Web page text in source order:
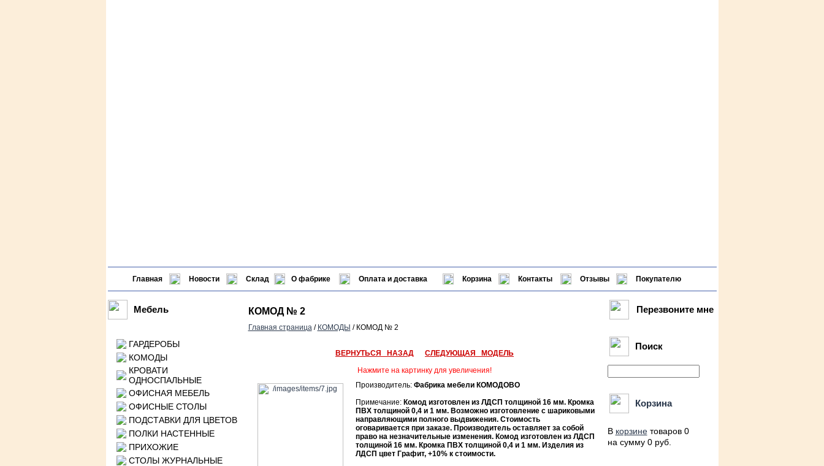
Главная Новости Склад О фабрике Оплата и доставка Корзина Контакты Отзывы Покупателю
Мебель
ГАРДЕРОБЫ
КОМОДЫ
КРОВАТИ
ОДНОСПАЛЬНЫЕ
ОФИСНАЯ МЕБЕЛЬ
ОФИСНЫЕ СТОЛЫ
ПОДСТАВКИ ДЛЯ ЦВЕТОВ
ПОЛКИ НАСТЕННЫЕ
ПРИХОЖИЕ
СТОЛЫ ЖУРНАЛЬНЫЕ
КОМОД № 2
Главная страница/ КОМОДЫ / КОМОД № 2
ВЕРНУТЬСЯ НАЗАД
СЛЕДУЮЩАЯ МОДЕЛЬ
Нажмите на картинку для увеличения!
Производитель: Фабрика мебели КОМОДОВО
Примечание: Комод изготовлен из ЛДСП толщиной 16 мм. Кромка
ПВХ толщиной 0,4 и 1 мм. Возможно изготовление с шариковыми
направляющими полного выдвижения. Стоимость
оговаривается при заказе. Производитель оставляет за собой
право на незначительные изменения. Комод изготовлен из ЛДСП
толщиной 16 мм. Кромка ПВХ толщиной 0,4 и 1 мм. Изделия из
ЛДСП цвет Графит, +10% к стоимости.
Перезвоните мне
Поиск
Корзина
В корзинетоваров 0
на сумму 0 руб.